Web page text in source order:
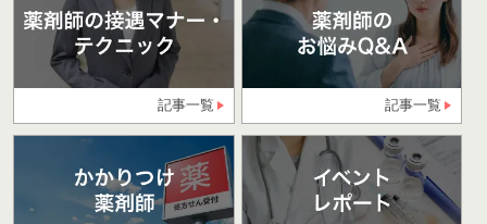
記事一覧 記事一覧